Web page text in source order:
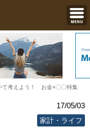
て考えよう！ お金×〇〇特集
17/05/03
家計・ライフ